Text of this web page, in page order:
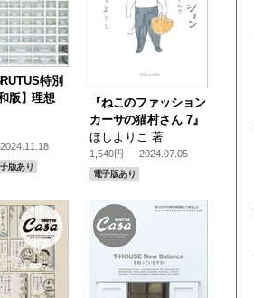
特別
版】理想
版あり
『ねこのファッション
カーサの猫村さん 7』
ほしよりこ 著
1,540円 — 2024.07.05
電子版あり